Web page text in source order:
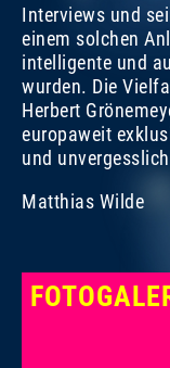
Interviews und
einem solchen
intelligente und
wurden. Die
Herbert
europaweit
und
Matthias Wilde